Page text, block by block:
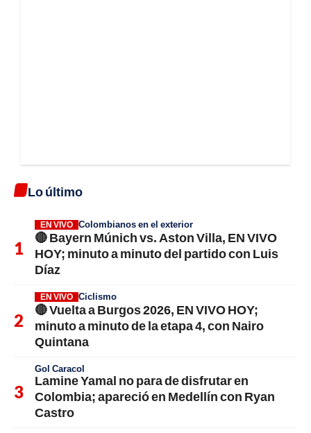
Lo último
EN VIVO Colombianos en el exterior
🔴 Bayern Múnich vs. Aston Villa, EN VIVO
HOY; minuto a minuto del partido con Luis
Díaz
EN VIVO Ciclismo
🔴 Vuelta a Burgos 2026, EN VIVO HOY;
minuto a minuto de la etapa 4, con Nairo
Quintana
Gol Caracol
Lamine Yamal no para de disfrutar en
Colombia; apareció en Medellín con Ryan
Castro